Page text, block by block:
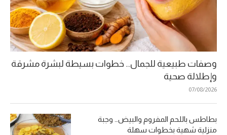
وصفات طبيعية للجمال… خطوات بسيطة لبشرة مشرقة
وإطلالة صحية
07/08/2026
بطاطس باللحم المفروم والبيض… وجبة
منزلية شهية بخطوات سهلة